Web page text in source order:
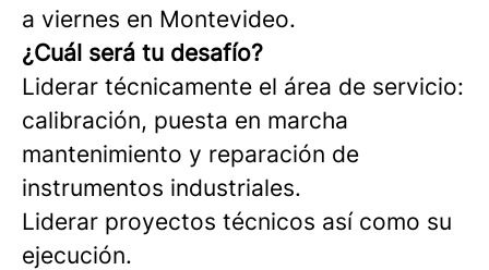
a viernes en Montevideo.
¿Cuál será tu desafío?
Liderar técnicamente el área de servicio:
calibración, puesta en marcha
mantenimiento y reparación de
instrumentos industriales.
Liderar proyectos técnicos así como su
ejecución.